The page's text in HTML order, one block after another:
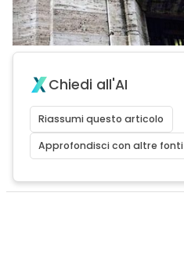
Chiedi all'AI
Riassumi questo articolo
Approfondisci con altre fonti